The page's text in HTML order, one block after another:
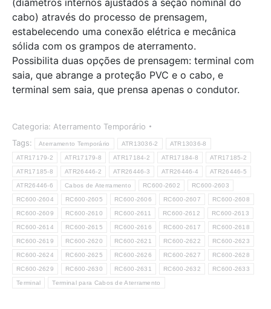
(diâmetros internos ajustados à seção nominal do
cabo) através do processo de prensagem,
estabelecendo uma conexão elétrica e mecânica
sólida com os grampos de aterramento.
Possibilita duas opções de prensagem: terminal com
saia, que abrange a proteção PVC e o cabo, e
terminal sem saia, que prensa apenas o condutor.
Categoria: Aterramento Temporário
Tags:
Aterramento Temporário ATR13036-2 ATR13036-8
ATR17179-2 ATR17179-8 ATR17184-2 ATR17184-8 ATR17185-2
ATR17185-8 ATR26446-2 ATR26446-3 ATR26446-4 ATR26446-5
ATR26446-6 Cabos de Aterramento RC600-2602 RC600-2603
RC600-2604 RC600-2605 RC600-2606 RC600-2607 RC600-2608
RC600-2609 RC600-2610 RC600-2611 RC600-2612 RC600-2613
RC600-2614 RC600-2615 RC600-2616 RC600-2617 RC600-2618
RC600-2619 RC600-2620 RC600-2621 RC600-2622 RC600-2623
RC600-2624 RC600-2625 RC600-2626 RC600-2627 RC600-2628
RC600-2629 RC600-2630 RC600-2631 RC600-2632 RC600-2633
Terminal Terminal para Cabos de Aterramento